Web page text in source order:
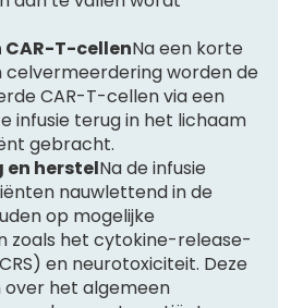
CAR-T-cellenNa een korte
celvermeerdering worden de
CAR-T-cellen via een
infusie terug in het lichaam
gebracht.
herstelNa de infusie
nauwlettend in de
op mogelijke
zoals het cytokine-release-
en neurotoxiciteit. Deze
over het algemeen